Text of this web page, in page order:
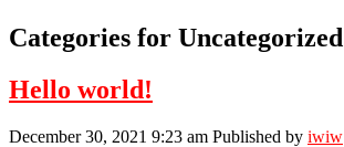
Categories for Uncategorized
Hello world!
December 30, 2021 9:23 am Published by iwiw